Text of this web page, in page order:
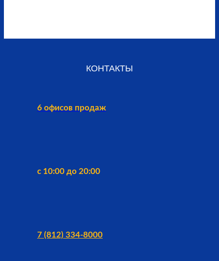
КОНТАКТЫ
6 офисов продаж
с 10:00 до 20:00
7 (812) 334-8000